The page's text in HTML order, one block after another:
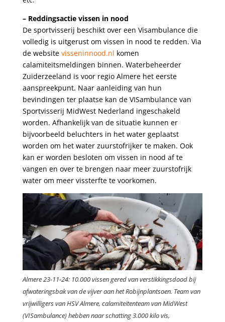
– Reddingsactie vissen in nood
De sportvisserij beschikt over een Visambulance die
volledig is uitgerust om vissen in nood te redden. Via
de website visseninnood.nl komen
calamiteitsmeldingen binnen. Waterbeheerder
Zuiderzeeland is voor regio Almere het eerste
aanspreekpunt. Naar aanleiding van hun
bevindingen ter plaatse kan de VISambulance van
Sportvisserij MidWest Nederland ingeschakeld
worden. Afhankelijk van de situatie kunnen er
bijvoorbeeld beluchters in het water geplaatst
worden om het water zuurstofrijker te maken. Ook
kan er worden besloten om vissen in nood af te
vangen en over te brengen naar meer zuurstofrijk
water om meer vissterfte te voorkomen.
Almere 23-11-24: 10.000 vissen gered van verstikkingsdood bij
afwateringsbak van de vijver aan het Robijnplantsoen. Team van
vrijwilligers van HSV Almere, calamiteitenteam van MidWest
(VISambulance) hebben naar schatting 3.000 kilo vis,